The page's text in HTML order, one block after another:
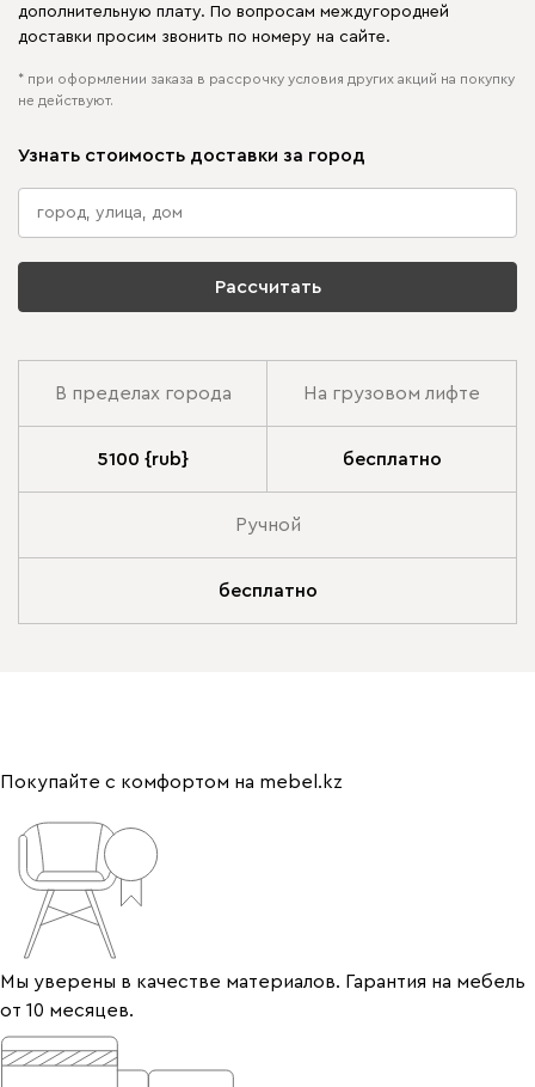
дополнительную плату. По вопросам междугородней
доставки просим звонить по номеру на сайте.
* при оформлении заказа в рассрочку условия других акций на покупку
не действуют.
Узнать стоимость доставки за город
Рассчитать
В пределах города На грузовом лифте
5100 {rub} бесплатно
Ручной
бесплатно
Покупайте с комфортом на mebel.kz
Мы уверены в качестве материалов. Гарантия на мебель
от 10 месяцев.